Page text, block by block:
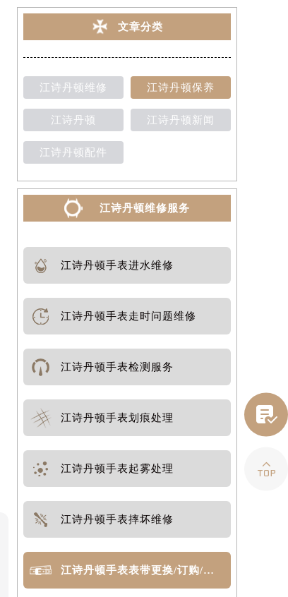
文章分类
江诗丹顿维修 江诗丹顿保养
江诗丹顿 江诗丹顿新闻
江诗丹顿配件
江诗丹顿维修服务
江诗丹顿手表进水维修
江诗丹顿手表走时问题维修
江诗丹顿手表检测服务
江诗丹顿手表划痕处理
江诗丹顿手表起雾处理
江诗丹顿手表摔坏维修
江诗丹顿手表表带更换/订购/定制

